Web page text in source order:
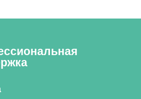
detection
набор,
Kit